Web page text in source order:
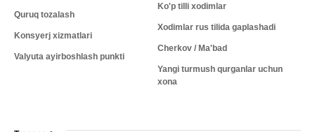
Quruq tozalash
Konsyerj xizmatlari
Valyuta ayirboshlash punkti
Ko'p tilli xodimlar
Xodimlar rus tilida gaplashadi
Cherkov / Ma'bad
Yangi turmush qurganlar uchun
xona